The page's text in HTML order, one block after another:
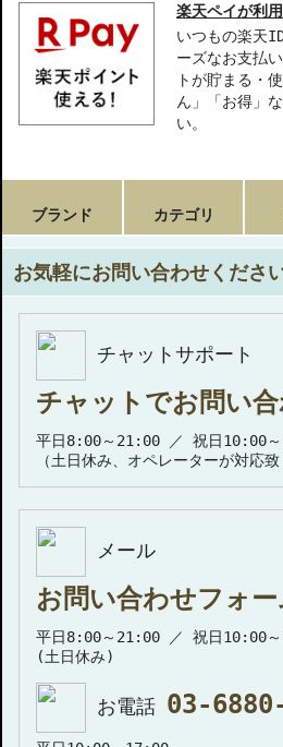
楽天ペイが利
いつもの楽天
ーズなお支払
トが貯まる・
ん」「お得」
い。
ブランド カテゴリ
お気軽にお問い合わせくださ
チャットサポート
チャットでお問い
平日8:00～21:00 ／ 祝日10:00
（土日休み、オペレーターが対応致
メール
お問い合わせフォー
平日8:00～21:00 ／ 祝日10:00
(土日休み)
お電話 03-